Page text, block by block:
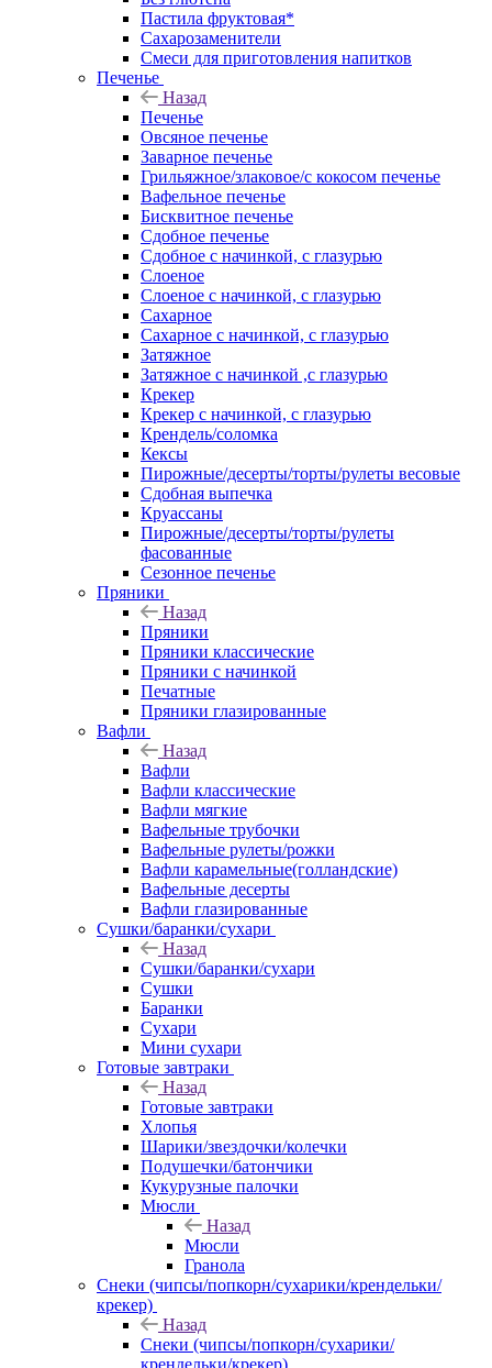
Пастила фруктовая*
Сахарозаменители
Смеси для приготовления напитков
Печенье
Назад
Печенье
Овсяное печенье
Заварное печенье
Грильяжное/злаковое/с кокосом печенье
Вафельное печенье
Бисквитное печенье
Сдобное печенье
Сдобное с начинкой, с глазурью
Слоеное
Слоеное с начинкой, с глазурью
Сахарное
Сахарное с начинкой, с глазурью
Затяжное
Затяжное с начинкой ,с глазурью
Крекер
Крекер с начинкой, с глазурью
Крендель/соломка
Кексы
Пирожные/десерты/торты/рулеты весовые
Сдобная выпечка
Круассаны
Пирожные/десерты/торты/рулеты
фасованные
Сезонное печенье
Пряники
Назад
Пряники
Пряники классические
Пряники с начинкой
Печатные
Пряники глазированные
Вафли
Назад
Вафли
Вафли классические
Вафли мягкие
Вафельные трубочки
Вафельные рулеты/рожки
Вафли карамельные(голландские)
Вафельные десерты
Вафли глазированные
Сушки/баранки/сухари
Назад
Сушки/баранки/сухари
Сушки
Баранки
Сухари
Мини сухари
Готовые завтраки
Назад
Готовые завтраки
Хлопья
Шарики/звездочки/колечки
Подушечки/батончики
Кукурузные палочки
Мюсли
Назад
Мюсли
Гранола
Снеки (чипсы/попкорн/сухарики/крендельки/
крекер)
Назад
Снеки (чипсы/попкорн/сухарики/
крендельки/крекер)